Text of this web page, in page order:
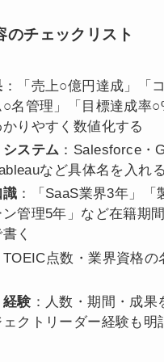
のチェックリスト
：「売上○億円達成」「
名管理」「目標達成率
りやすく数値化する
ステム ：Salesforce・
など具体名を入れる
識 ：「SaaS業界3年」「
管理5年」など在籍期
く
TOEIC点数・業界資格の
験 ：人数・期間・成果
クトリーダー経験も明